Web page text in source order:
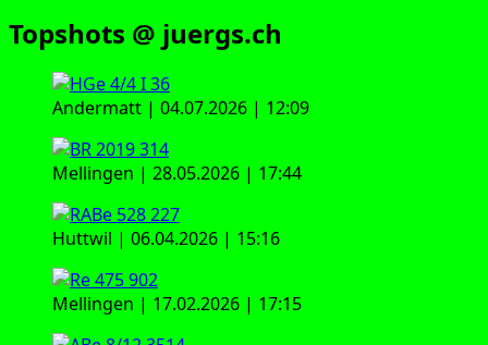
Topshots @ juergs.ch
Andermatt | 04.07.2026 | 12:09
Mellingen | 28.05.2026 | 17:44
Huttwil | 06.04.2026 | 15:16
Mellingen | 17.02.2026 | 17:15